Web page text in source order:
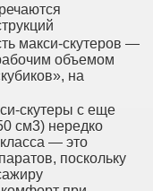
макси-скутеров —
объемом
на
скутеры с еще
см3) нередко
— это
поскольку